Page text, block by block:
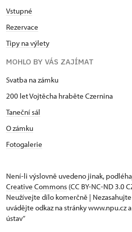
Vstupné
Rezervace
Tipy na výlety
MOHLO BY VÁS ZAJÍMAT
Svatba na zámku
200 let Vojtěcha hraběte Czernina
Taneční sál
O zámku
Fotogalerie
Není-li výslovně uvedeno jinak,
Creative Commons (CC BY-NC-ND 3.0
Neužívejte dílo komerčně |
uvádějte odkaz na stránky www.npu.cz
ústav“